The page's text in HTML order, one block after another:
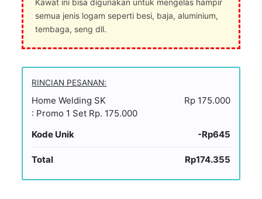
semua jenis logam seperti besi, baja, aluminium,
tembaga, seng dll.
RINCIAN PESANAN:
Home Welding SK
: Promo 1 Set Rp. 175.000
Rp 175.000
Kode Unik -Rp645
Total Rp174.355